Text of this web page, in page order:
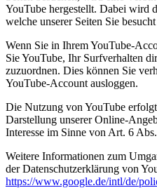
YouTube hergestellt. Dabei wird
welche unserer Seiten Sie
Wenn Sie in Ihrem YouTube-
Sie YouTube, Ihr Surfverhalten
zuzuordnen. Dies können Sie
YouTube-Account ausloggen.
Die Nutzung von YouTube
Darstellung unserer Online-
Interesse im Sinne von Art. 6
Weitere Informationen zum
der Datenschutzerklärung von
https://www.google.de/intl/de/